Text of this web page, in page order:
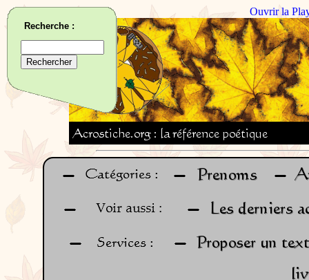
Ouvrir la
Recherche :